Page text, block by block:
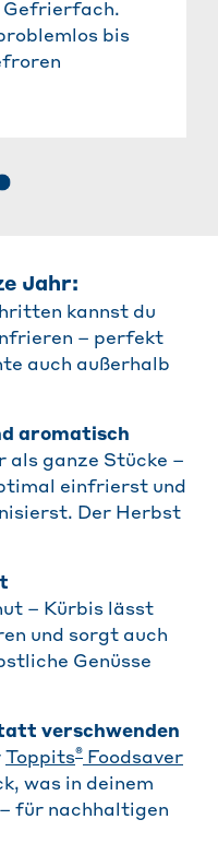
Gefrierfach.
bis
Jahr:
kannst du
– perfekt
auch außerhalb
aromatisch
ganze Stücke –
einfrierst und
Der Herbst
– Kürbis lässt
und sorgt auch
Genüsse
verschwenden
Toppits® Foodsaver
was in deinem
für nachhaltigen